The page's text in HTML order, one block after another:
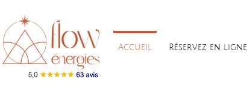
Accueil Réservez en ligne